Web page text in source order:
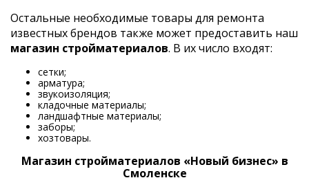
Остальные необходимые товары для ремонта
известных брендов также может предоставить наш
магазин стройматериалов. В их число входят:
сетки;
арматура;
звукоизоляция;
кладочные материалы;
ландшафтные материалы;
заборы;
хозтовары.
Магазин стройматериалов «Новый бизнес» в
Смоленске